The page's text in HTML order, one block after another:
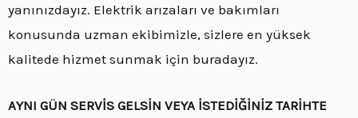
yanınızdayız. Elektrik arızaları ve bakımları
konusunda uzman ekibimizle, sizlere en yüksek
kalitede hizmet sunmak için buradayız.
AYNI GÜN SERVİS GELSİN VEYA İSTEDİĞİNİZ TARİHTE